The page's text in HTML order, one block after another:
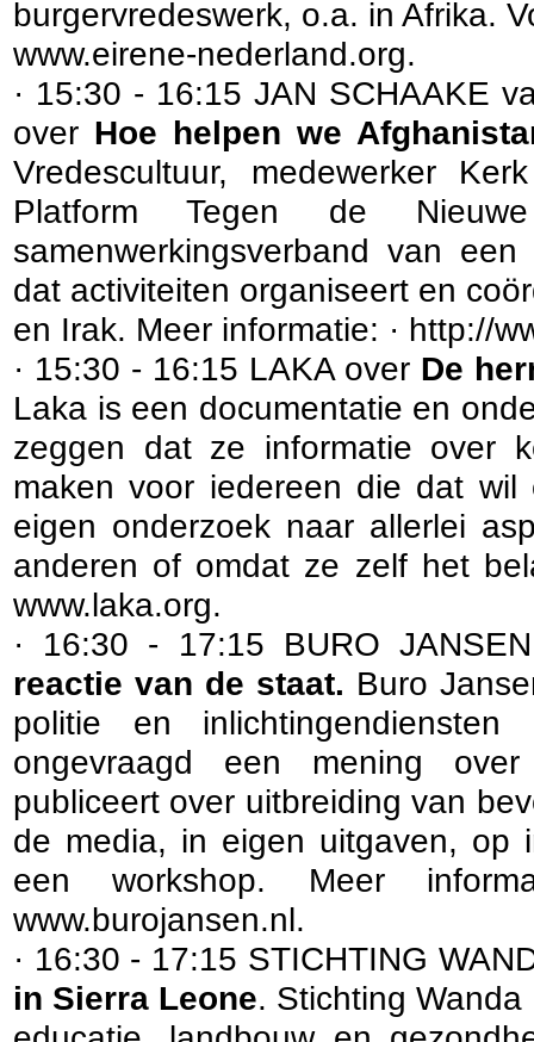
burgervredeswerk, o.a. in Afrika.
www.eirene-nederland.org.
· 15:30 - 16:15 JAN SCHAAKE
over Hoe helpen we
Vredescultuur, medewerker
Platform Tegen de
samenwerkingsverband van
dat activiteiten organiseert en
en Irak. Meer informatie: · http://
· 15:30 - 16:15 LAKA over De
Laka is een documentatie en
zeggen dat ze informatie over
maken voor iedereen die dat
eigen onderzoek naar allerlei
anderen of omdat ze zelf het
www.laka.org.
· 16:30 - 17:15 BURO
reactie van de staat. Buro
politie en
ongevraagd een mening
publiceert over uitbreiding van
de media, in eigen uitgaven,
een workshop. Meer
www.burojansen.nl.
· 16:30 - 17:15 STICHTING
in Sierra Leone. Stichting